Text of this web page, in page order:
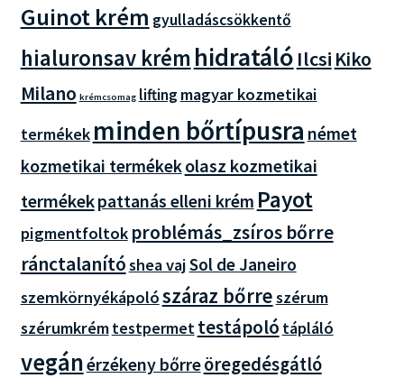
Guinot krém gyulladáscsökkentő
hialuronsav krémhidratáló Ilcsi Kiko
Milano krémcsomag lifting magyar kozmetikai
termékek minden bőrtípusra német
kozmetikai termékekolasz kozmetikai
termékekpattanás elleni krém Payot
pigmentfoltok problémás_zsíros bőrre
ránctalanítóshea vajSol de Janeiro
szemkörnyékápolószáraz bőrreszérum
szérumkrémtestpermettestápoló tápláló
vegánérzékeny bőrreöregedésgátló